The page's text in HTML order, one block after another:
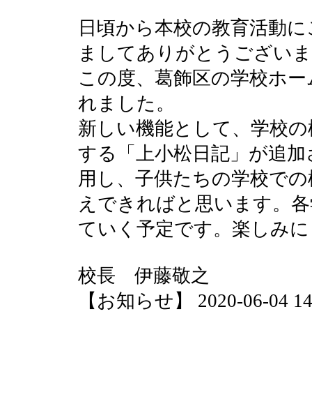
日頃から本校の教育活動
ましてありがとうござい
この度、葛飾区の学校ホ
れました。
新しい機能として、学校
する「上小松日記」が追
用し、子供たちの学校で
えできればと思います。
ていく予定です。楽しみ
校長 伊藤敬之
【お知らせ】 2020-06-04